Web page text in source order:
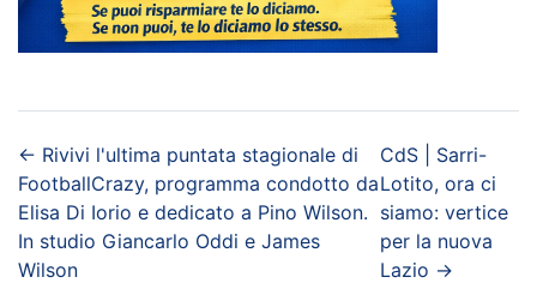
← Rivivi l'ultima puntata stagionale di
FootballCrazy, programma condotto da
Elisa Di Iorio e dedicato a Pino Wilson.
In studio Giancarlo Oddi e James
Wilson
CdS | Sarri-
Lotito, ora ci
siamo: vertice
per la nuova
Lazio →